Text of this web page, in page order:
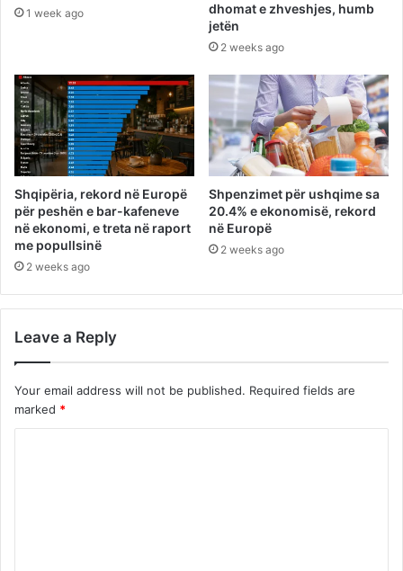
1 week ago
dhomat e zhveshjes, humb
jetën
2 weeks ago
Shqipëria, rekord në Europë
për peshën e bar-kafeneve
në ekonomi, e treta në raport
me popullsinë
2 weeks ago
Shpenzimet për ushqime sa
20.4% e ekonomisë, rekord
në Europë
2 weeks ago
Leave a Reply
Your email address will not be published. Required fields are
marked *